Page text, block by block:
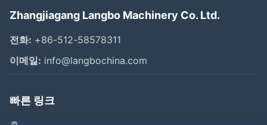
Zhangjiagang Langbo Machinery Co. Ltd.
전화: +86-512-58578311
이메일: info@langbochina.com
빠른 링크